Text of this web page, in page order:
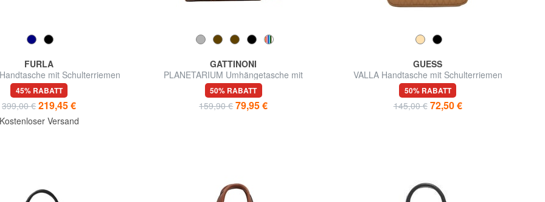
FURLA
mit Schulterriemen
45% RABATT
399,00 € 219,45 €
Kostenloser Versand
GATTINONI
PLANETARIUM Umhängetasche mit
Schultergurt
50% RABATT
159,90 € 79,95 €
GUESS
VALLA Handtasche mit Schulterriemen
50% RABATT
145,00 € 72,50 €